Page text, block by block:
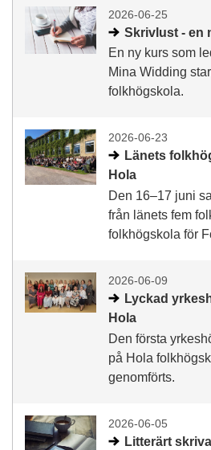
2026-06-25
Skrivlust - en
En ny kurs som
Mina Widding
folkhögskola.
2026-06-23
Länets
Hola
Den 16–17 juni
från länets fem
folkhögskola för
2026-06-09
Lyckad
Hola
Den första
på Hola
genomförts.
2026-06-05
Litterärt